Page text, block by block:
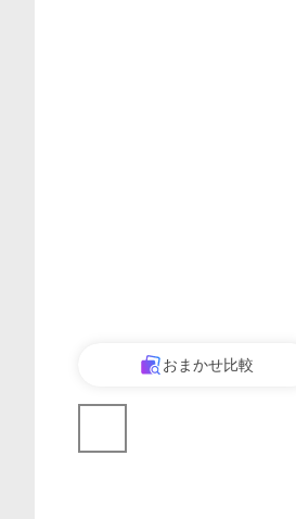
おまかせ比較